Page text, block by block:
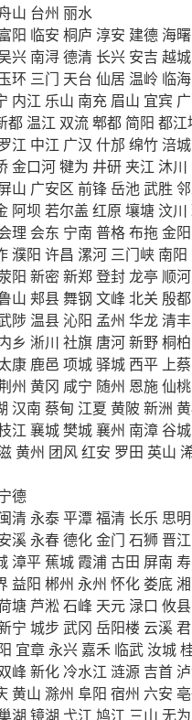
山 台州 丽水
阳 临安 桐庐 淳安 建德 海曙
兴 南浔德清 长兴 安吉 越城
环 三门 天台 仙居 温岭 临海
内江 乐山 南充 眉山 宜宾
都 温江 双流郫都 简阳 都江
江 中江 广汉 什邡 绵竹 涪城
金口河犍为 井研 夹江 沐川
山 广安区 前锋岳池武胜
阿坝 若尔盖 红原 壤塘 汶川
理 会东 宁南 普格布拖金阳
濮阳 许昌 漯河 三门峡 南阳
阳 新密 新郑登封龙亭 顺河
山 郏县舞钢 文峰 北关 殷都
陟 温县沁阳 孟州 华龙清丰
乡 淅川 社旗 唐河新野桐柏
康 鹿邑 项城驿城 西平 上蔡
州 黄冈 咸宁 随州 恩施仙桃
汉南 蔡甸 江夏 黄陂 新洲
江 襄城樊城襄州 南漳谷城
黄州 团风红安 罗田 英山
德
清 永泰平潭福清 长乐 思明
溪 永春德化金门 石狮 晋江
漳平 蕉城 霞浦古田 屏南
益阳 郴州 永州 怀化 娄底
塘 芦淞石峰 天元 渌口 攸县
宁 城步 武冈 岳阳楼 云溪
宜章 永兴 嘉禾 临武 汝城
峰 新化 冷水江 涟源 吉首
黄山 滁州 阜阳 宿州 六安
湖 镜湖 弋江 鸠江 三山 无为